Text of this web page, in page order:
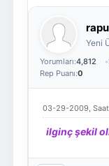
Yeni
Yorumları:4,812
Rep Puanı:0
03-29-2009,
ilginç şekil